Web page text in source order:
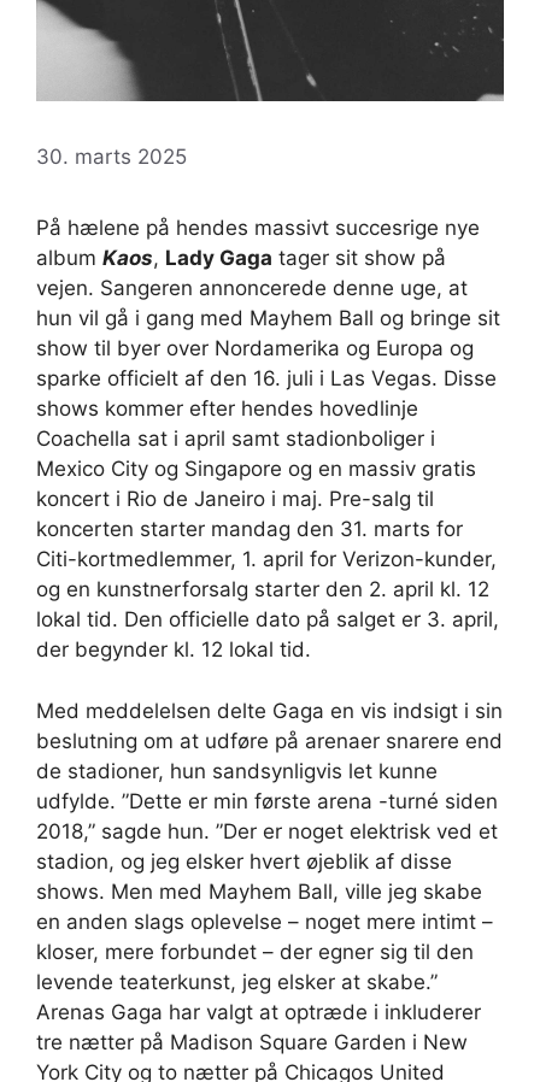
30. marts 2025
På hælene på hendes massivt succesrige nye
album Kaos, Lady Gaga tager sit show på
vejen. Sangeren annoncerede denne uge, at
hun vil gå i gang med Mayhem Ball og bringe sit
show til byer over Nordamerika og Europa og
sparke officielt af den 16. juli i Las Vegas. Disse
shows kommer efter hendes hovedlinje
Coachella sat i april samt stadionboliger i
Mexico City og Singapore og en massiv gratis
koncert i Rio de Janeiro i maj. Pre-salg til
koncerten starter mandag den 31. marts for
Citi-kortmedlemmer, 1. april for Verizon-kunder,
og en kunstnerforsalg starter den 2. april kl. 12
lokal tid. Den officielle dato på salget er 3. april,
der begynder kl. 12 lokal tid.
Med meddelelsen delte Gaga en vis indsigt i sin
beslutning om at udføre på arenaer snarere end
de stadioner, hun sandsynligvis let kunne
udfylde. ”Dette er min første arena -turné siden
2018,” sagde hun. ”Der er noget elektrisk ved et
stadion, og jeg elsker hvert øjeblik af disse
shows. Men med Mayhem Ball, ville jeg skabe
en anden slags oplevelse – noget mere intimt –
kloser, mere forbundet – der egner sig til den
levende teaterkunst, jeg elsker at skabe.”
Arenas Gaga har valgt at optræde i inkluderer
tre nætter på Madison Square Garden i New
York City og to nætter på Chicagos United